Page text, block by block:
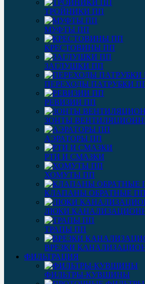
ТРОЙНИКИ ПП
МУФТЫ ПП
КРЕСТОВИНЫ ПП
ЗАГЛУШКИ ПП
ПЕРЕХОДЫ ПАТРУБКИ
РЕВИЗИИ ПП
ЗОНТЫ
АЭРАТОРЫ ПП
РТИ И СМАЗКИ
ХОМУТЫ ПП
КЛАПАНЫ ОБРАТНЫЕ ПП
ЛЮКИ
ТРАПЫ ПП
ВРЕЗКИ
ФИЛЬТРАЦИЯ
ФИЛЬТРЫ-КУВШИНЫ